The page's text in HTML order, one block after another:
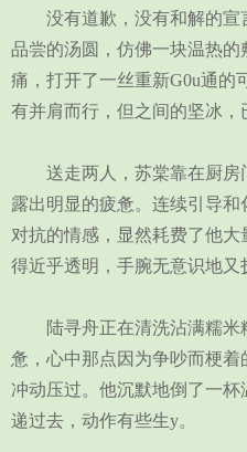
没有道歉，没有和解的宣
品尝的汤圆，仿佛一块温热
痛，打开了一丝重新G0u通的
有并肩而行，但之间的坚冰，
送走两人，苏棠靠在厨房
露出明显的疲惫。连续引导和
对抗的情感，显然耗费了他大
得近乎透明，手腕无意识地又
陆寻舟正在清洗沾满糯米
惫，心中那点因为争吵而梗
冲动压过。他沉默地倒了一
递过去，动作有些生y。